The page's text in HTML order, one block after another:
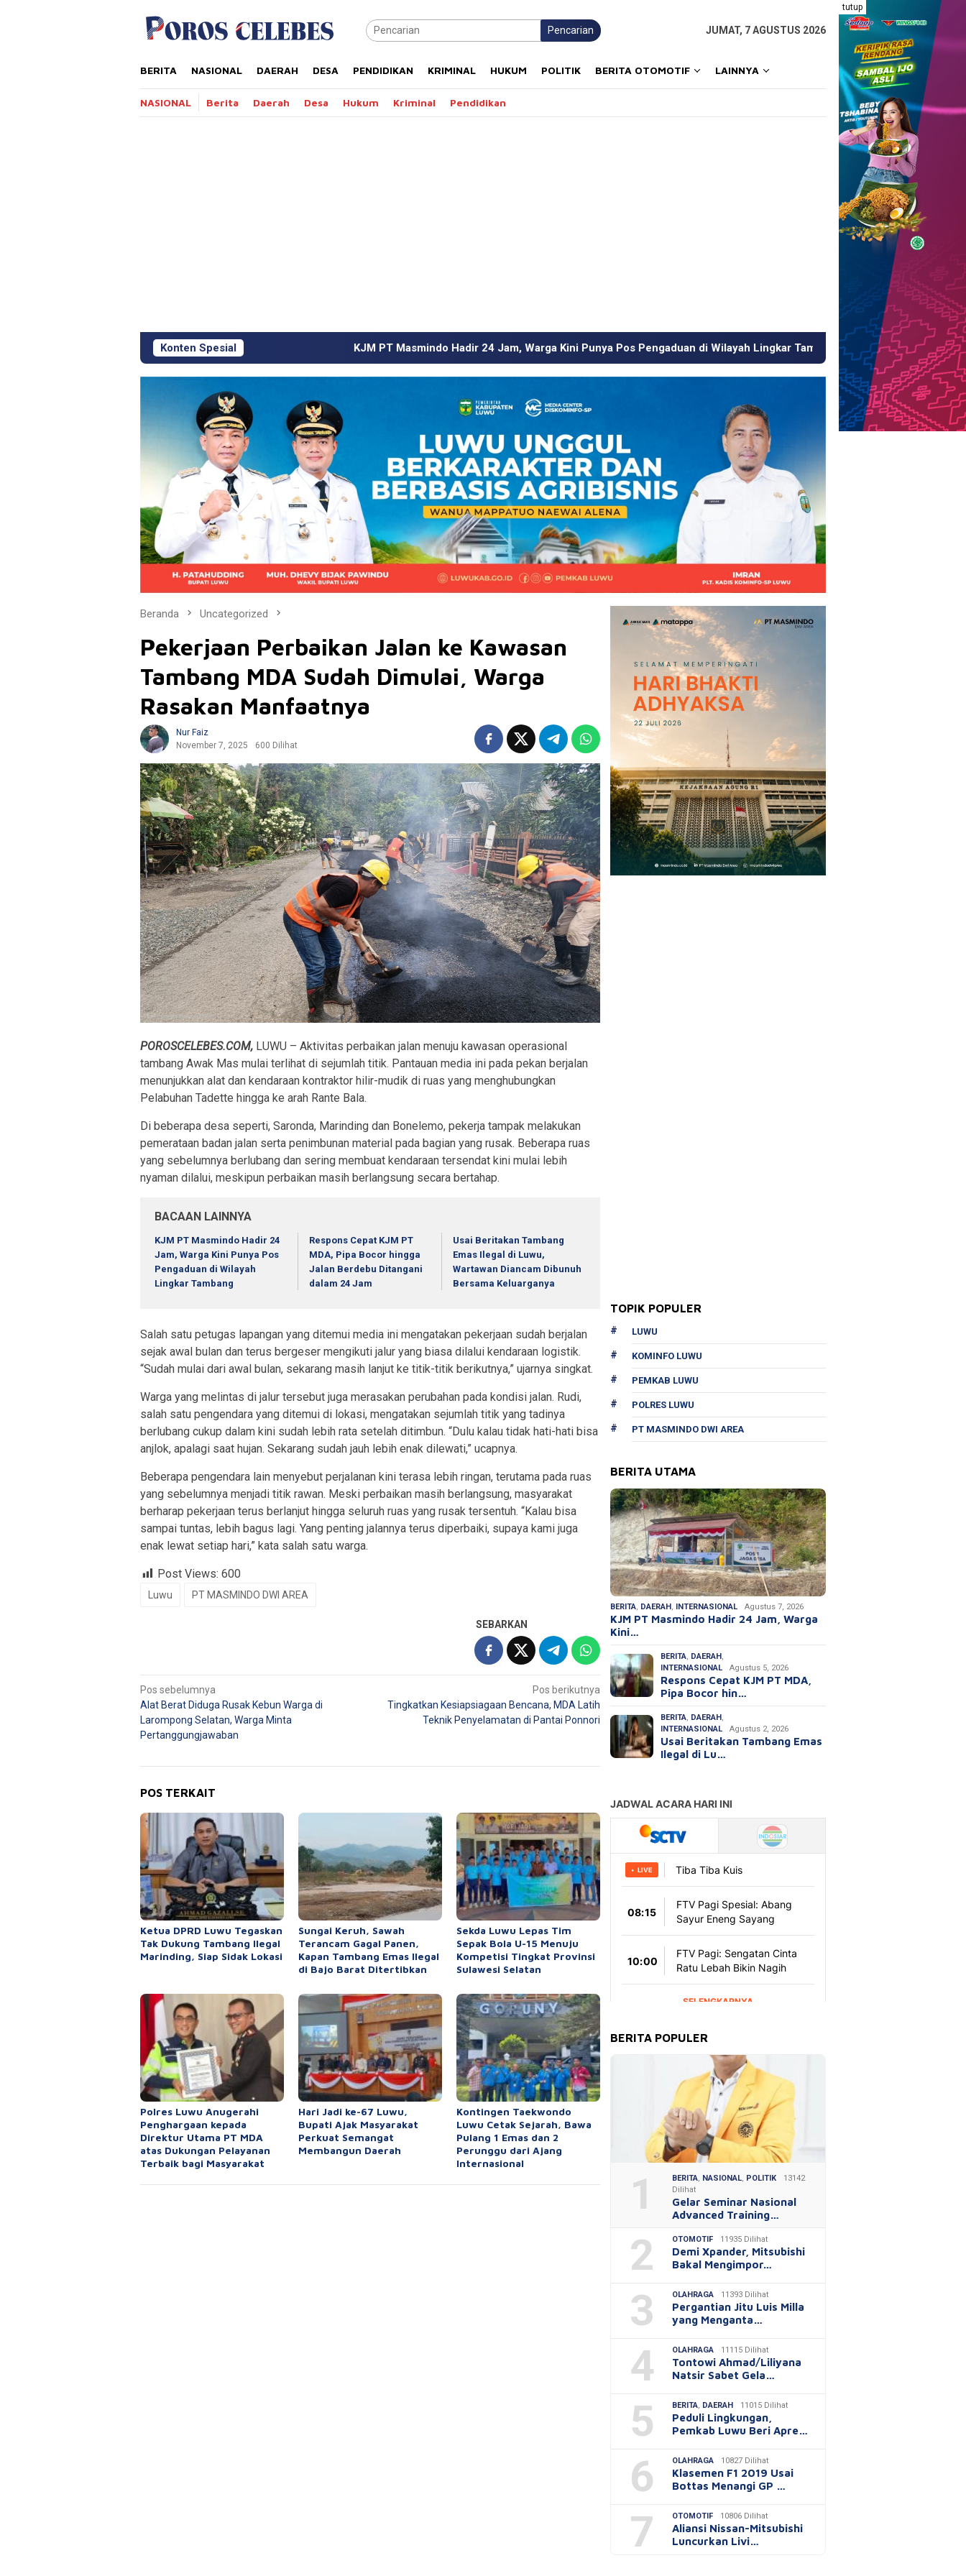
tutup
Pencarian JUMAT, 7 AGUSTUS 2026
BERITA NASIONAL DAERAH DESA PENDIDIKAN KRIMINAL HUKUM POLITIK BERITA OTOMOTIF LAINNYA
NASIONAL Berita Daerah Desa Hukum Kriminal Pendidikan
Konten SpesialKJM PT Masmindo Hadir 24 Jam, Warga Kini Punya Pos Pengaduan di Wilayah Lingkar Tambang Respons Cepat KJM PT MDA, Pipa Bocor
Beranda Uncategorized
Pekerjaan Perbaikan Jalan ke Kawasan
Tambang MDA Sudah Dimulai, Warga
Rasakan Manfaatnya
Nur Faiz
November 7, 2025
600 Dilihat
POROSCELEBES.COM, LUWU – Aktivitas perbaikan jalan menuju kawasan operasional
tambang Awak Mas mulai terlihat di sejumlah titik. Pantauan media ini pada pekan berjalan
menunjukkan alat dan kendaraan kontraktor hilir-mudik di ruas yang menghubungkan
Pelabuhan Tadette hingga ke arah Rante Bala.
Di beberapa desa seperti, Saronda, Marinding dan Bonelemo, pekerja tampak melakukan
pemerataan badan jalan serta penimbunan material pada bagian yang rusak. Beberapa ruas
yang sebelumnya berlubang dan sering membuat kendaraan tersendat kini mulai lebih
nyaman dilalui, meskipun perbaikan masih berlangsung secara bertahap.
BACAAN LAINNYA
KJM PT Masmindo Hadir 24
Jam, Warga Kini Punya Pos
Pengaduan di Wilayah
Lingkar Tambang
Respons Cepat KJM PT
MDA, Pipa Bocor hingga
Jalan Berdebu Ditangani
dalam 24 Jam
Usai Beritakan Tambang
Emas Ilegal di Luwu,
Wartawan Diancam Dibunuh
Bersama Keluarganya
Salah satu petugas lapangan yang ditemui media ini mengatakan pekerjaan sudah berjalan
sejak awal bulan dan terus bergeser mengikuti jalur yang biasa dilalui kendaraan logistik.
“Sudah mulai dari awal bulan, sekarang masih lanjut ke titik-titik berikutnya,” ujarnya singkat.
Warga yang melintas di jalur tersebut juga merasakan perubahan pada kondisi jalan. Rudi,
salah satu pengendara yang ditemui di lokasi, mengatakan sejumlah titik yang tadinya
berlubang cukup dalam kini sudah lebih rata setelah ditimbun. “Dulu kalau tidak hati-hati bisa
anjlok, apalagi saat hujan. Sekarang sudah jauh lebih enak dilewati,” ucapnya.
Beberapa pengendara lain menyebut perjalanan kini terasa lebih ringan, terutama pada ruas
yang sebelumnya menjadi titik rawan. Meski perbaikan masih berlangsung, masyarakat
berharap pekerjaan terus berlanjut hingga seluruh ruas yang rusak tersentuh. “Kalau bisa
sampai tuntas, lebih bagus lagi. Yang penting jalannya terus diperbaiki, supaya kami juga
enak lewat setiap hari,” kata salah satu warga.
Post Views: 600
Luwu PT MASMINDO DWI AREA
SEBARKAN
Navigasi
pos
Pos sebelumnya
Alat Berat Diduga Rusak Kebun Warga di
Larompong Selatan, Warga Minta
Pertanggungjawaban
Pos berikutnya
Tingkatkan Kesiapsiagaan Bencana, MDA Latih
Teknik Penyelamatan di Pantai Ponnori
POS TERKAIT
Ketua DPRD Luwu Tegaskan
Tak Dukung Tambang Ilegal
Marinding, Siap Sidak Lokasi
Sungai Keruh, Sawah
Terancam Gagal Panen,
Kapan Tambang Emas Ilegal
di Bajo Barat Ditertibkan
Sekda Luwu Lepas Tim
Sepak Bola U-15 Menuju
Kompetisi Tingkat Provinsi
Sulawesi Selatan
Polres Luwu Anugerahi
Penghargaan kepada
Direktur Utama PT MDA
atas Dukungan Pelayanan
Terbaik bagi Masyarakat
Hari Jadi ke-67 Luwu,
Bupati Ajak Masyarakat
Perkuat Semangat
Membangun Daerah
Kontingen Taekwondo
Luwu Cetak Sejarah, Bawa
Pulang 1 Emas dan 2
Perunggu dari Ajang
Internasional
TOPIK POPULER
LUWU
KOMINFO LUWU
PEMKAB LUWU
POLRES LUWU
PT MASMINDO DWI AREA
BERITA UTAMA
BERITA, DAERAH, INTERNASIONAL Agustus 7, 2026
KJM PT Masmindo Hadir 24 Jam, Warga
Kini…
BERITA, DAERAH,
INTERNASIONAL
Agustus 5, 2026
Respons Cepat KJM PT MDA,
Pipa Bocor hin…
BERITA, DAERAH,
INTERNASIONAL
Agustus 2, 2026
Usai Beritakan Tambang Emas
Ilegal di Lu…
BERITA POPULER
1 BERITA NASIONAL POLITIK
13142
Dilihat
Gelar Seminar Nasional
Advanced Training…
2 OTOMOTIF 11935 Dilihat
Demi Xpander, Mitsubishi
Bakal Mengimpor…
3 OLAHRAGA 11393 Dilihat
Pergantian Jitu Luis Milla
yang Menganta…
4 OLAHRAGA 11115 Dilihat
Tontowi Ahmad/Liliyana
Natsir Sabet Gela…
5 BERITA DAERAH 11015 Dilihat
Peduli Lingkungan,
Pemkab Luwu Beri Apre…
6 OLAHRAGA 10827 Dilihat
Klasemen F1 2019 Usai
Bottas Menangi GP …
7 OTOMOTIF 10806 Dilihat
Aliansi Nissan-Mitsubishi
Luncurkan Livi…